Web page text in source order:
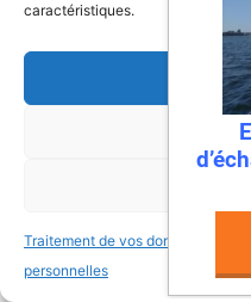
caractéristiques.
Voir
Traitement de vos données
personnelles
Envie de
Imaginez : des
plongent dans une